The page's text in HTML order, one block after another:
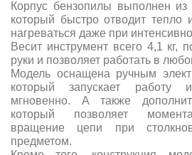
Корпус бензопилы выполнен из
который быстро отводит тепло
нагреваться даже при
Весит инструмент всего 4,1 кг,
руки и позволяет работать в
Модель оснащена ручным
который запускает работу
мгновенно. А также
который позволяет
вращение цепи при
предметом.